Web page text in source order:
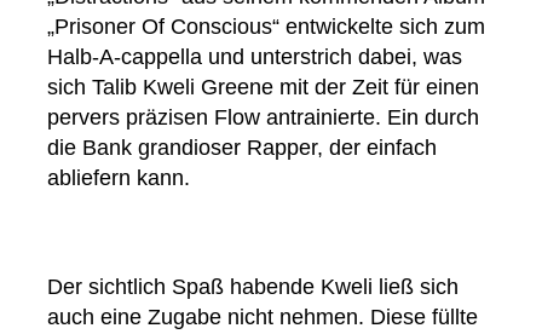
„Prisoner Of Conscious“ entwickelte sich zum
Halb-A-cappella und unterstrich dabei, was
sich Talib Kweli Greene mit der Zeit für einen
pervers präzisen Flow antrainierte. Ein durch
die Bank grandioser Rapper, der einfach
abliefern kann.
Der sichtlich Spaß habende Kweli ließ sich
auch eine Zugabe nicht nehmen. Diese füllte